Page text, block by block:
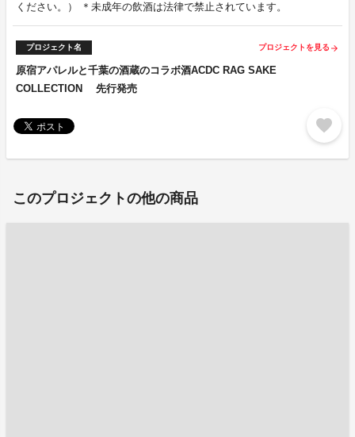
ください。） ＊未成年の飲酒は法律で禁止されています。
プロジェクト名 プロジェクトを見る arrow_forward
原宿アパレルと千葉の酒蔵のコラボ酒ACDC RAG SAKE
COLLECTION 先行発売
favorite
このプロジェクトの他の商品